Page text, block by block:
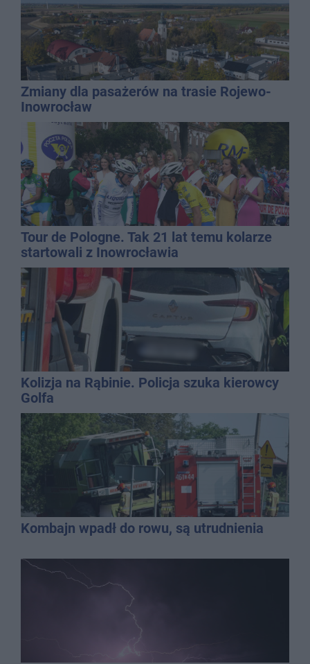
Zmiany dla pasażerów na trasie Rojewo-
Inowrocław
Tour de Pologne. Tak 21 lat temu kolarze
startowali z Inowrocławia
Kolizja na Rąbinie. Policja szuka kierowcy
Golfa
Kombajn wpadł do rowu, są utrudnienia